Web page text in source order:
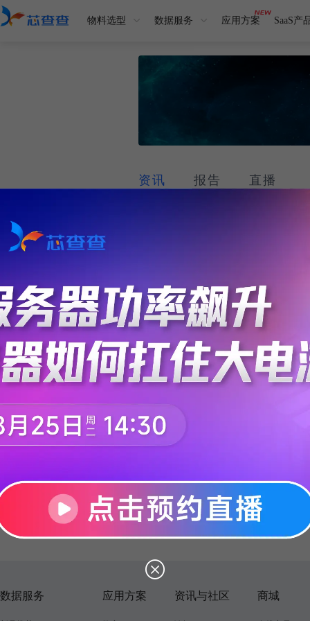
物料选型 数据服务 应用方案 SaaS产
资讯 报告 直播
数据服务 应用方案 资讯与社区 商城